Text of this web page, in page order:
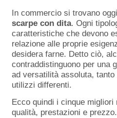
In commercio si trovano oggi
scarpe con dita. Ogni
caratteristiche che devono
relazione alle proprie
desidera farne. Detto ciò,
contraddistinguono per una
ad versatilità assoluta,
utilizzi differenti.
Ecco quindi i cinque
qualità, prestazioni e prezzo.